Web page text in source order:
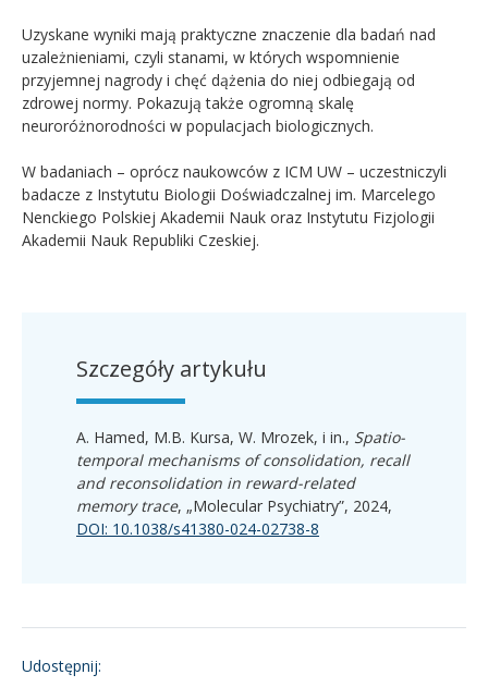
Uzyskane wyniki mają praktyczne znaczenie dla badań nad
uzależnieniami, czyli stanami, w których wspomnienie
przyjemnej nagrody i chęć dążenia do niej odbiegają od
zdrowej normy. Pokazują także ogromną skalę
neuroróżnorodności w populacjach biologicznych.
W badaniach – oprócz naukowców z ICM UW – uczestniczyli
badacze z Instytutu Biologii Doświadczalnej im. Marcelego
Nenckiego Polskiej Akademii Nauk oraz Instytutu Fizjologii
Akademii Nauk Republiki Czeskiej.
Szczegóły artykułu
A. Hamed, M.B. Kursa, W. Mrozek, i in., Spatio-
temporal mechanisms of consolidation, recall
and reconsolidation in reward-related
memory trace, „Molecular Psychiatry”, 2024,
DOI: 10.1038/s41380-024-02738-8
Udostępnij: